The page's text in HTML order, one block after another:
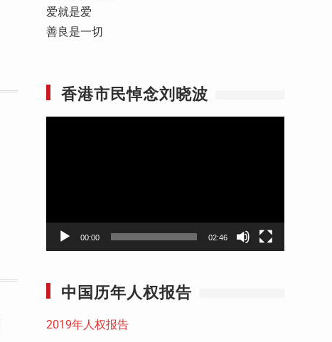
爱就是爱
善良是一切
香港市民悼念刘晓波
00:00 02:46
中国历年人权报告
2019年人权报告